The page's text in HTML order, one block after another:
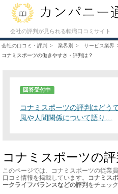
会社の評判が見られる転職口コミサイト
会社の口コミ・評判 業界別 サービス業界
コナミスポーツの働きやすさ・評判は？
回答受付中
コナミスポーツの評判はどう
風や人間関係について語り…
コナミスポーツの評
このページでは、コナミスポーツの従業
口コミ情報を掲載しています。
コナミス
ークライフバランスなどの評判 をチェッ